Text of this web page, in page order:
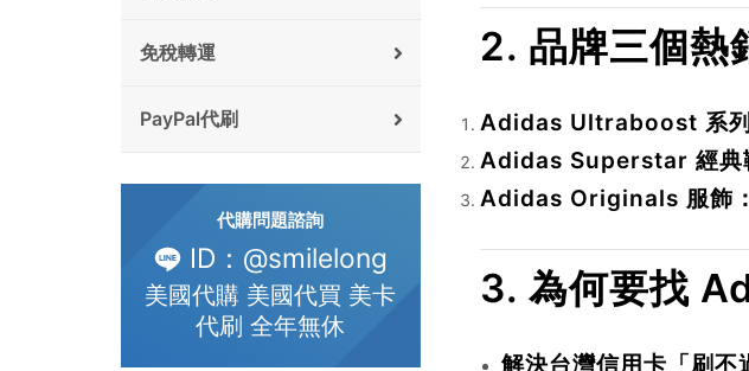
2. 品牌三個熱
Adidas Ultraboost 系列
Adidas Superstar 經典
Adidas Originals 服飾
3. 為何要找
解決台灣信用卡「刷不
免稅轉運
PayPal代刷
代購問題諮詢
ID：@smilelong
美國代購 美國代買 美卡
代刷 全年無休